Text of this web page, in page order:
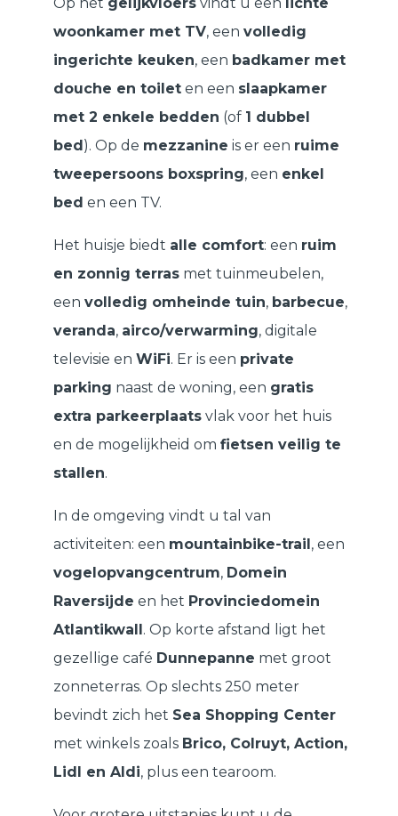
Op het gelijkvloers vindt u een lichte
woonkamer met TV, een volledig
ingerichte keuken, een badkamer met
douche en toilet en een slaapkamer
met 2 enkele bedden (of 1 dubbel
bed ). Op de mezzanine is er een ruime
tweepersoons boxspring, een enkel
bed en een TV.
Het huisje biedt alle comfort: een ruim
en zonnig terras met tuinmeubelen,
een volledig omheinde tuin, barbecue,
veranda, airco/verwarming, digitale
televisie en WiFi. Er is een private
parking naast de woning, een gratis
extra parkeerplaats vlak voor het huis
en de mogelijkheid om fietsen veilig te
stallen.
In de omgeving vindt u tal van
activiteiten: een mountainbike-trail , een
vogelopvangcentrum, Domein
Raversijde en het Provinciedomein
Atlantikwall . Op korte afstand ligt het
gezellige café Dunnepanne met groot
zonneterras. Op slechts 250 meter
bevindt zich het Sea Shopping Center
met winkels zoals Brico, Colruyt, Action,
Lidl en Aldi, plus een tearoom.